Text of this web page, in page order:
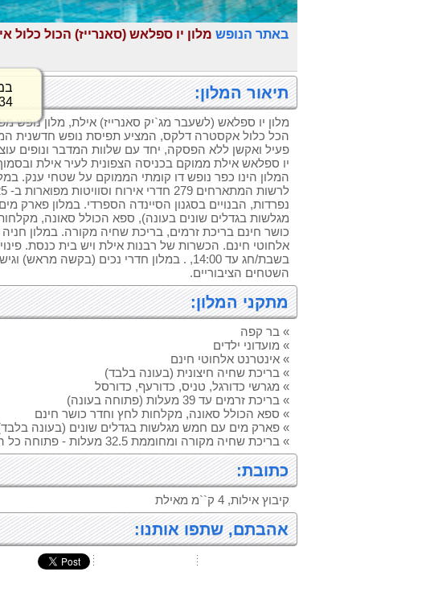
באתר הנופש מלון יו ספלאש (סאנרייז) הכול כלול
תיאור המלון:
מלון יו ספלאש (לשעבר מג`יק סאנרייז) אילת, מלון נופש
הכל כלול אקסטרה דלקס, המציע תפיסת נופש חדשנית
פעיל ואקשן ללא הפסקה, יחד עם שלוות המדבר ונופים
יו ספלאש אילת ממוקם בכניסה הצפונית לעיר אילת
המלון הינו כפר נופש דו קומתי הממוקם על שטחי ענק.
נפרדות, הבנויים בסגנון הסיינדה הספרדי. במלון פארק
מגלשות בגדלים שונים בעונה), ספא הכולל סאונה,
כושר חינם בריכת זרמים, בריכת שחיה מקורה. במלון חניה
אלחוטי חינם. הכשרות של רבנות אילת ויש בית כנסת.
בשבת/חג עד 14:00, . במלון חדרי נכים (בקשה מראש)
השטחים הציבוריים.
מתקני המלון:
» בר קפה
» מועדוני ילדים
» אינטרנט אלחוטי חינם
» בריכת שחיה חיצונית (בעונה בלבד)
» מגרשי כדורגל, טניס, כדורעף, כדורסל
» בריכת זרמים עד 39 מעלות ‏(פתוחה בעונה)
» ספא הכולל סאונה, מקלחות לחץ וחדר כושר חינם
» פארק מים עם חמש מגלשות בגדלים שונים (בעונה
» בריכת שחיה מקורה ומחוממת 32.5 ‏מעלות - ‏פתוחה כל השנה
כתובת:
קיבוץ אילות, 4 ק``מ מאילת
אהבתם, שתפו אותנו:
3534